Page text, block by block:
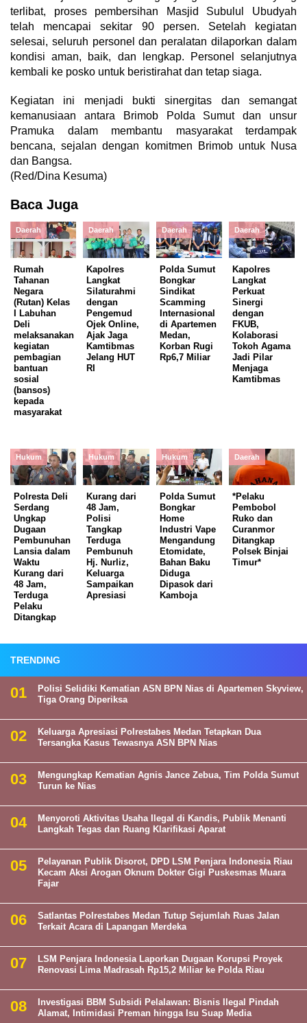
terlibat, proses pembersihan Masjid Subulul Ubudyah
telah mencapai sekitar 90 persen. Setelah kegiatan
selesai, seluruh personel dan peralatan dilaporkan dalam
kondisi aman, baik, dan lengkap. Personel selanjutnya
kembali ke posko untuk beristirahat dan tetap siaga.
Kegiatan ini menjadi bukti sinergitas dan semangat
kemanusiaan antara Brimob Polda Sumut dan unsur
Pramuka dalam membantu masyarakat terdampak
bencana, sejalan dengan komitmen Brimob untuk Nusa
dan Bangsa.
(Red/Dina Kesuma)
Baca Juga
Daerah
Rumah
Tahanan
Negara
(Rutan) Kelas
I Labuhan
Deli
melaksanakan
kegiatan
pembagian
bantuan
sosial
(bansos)
kepada
masyarakat
Daerah
Kapolres
Langkat
Silaturahmi
dengan
Pengemud
Ojek Online,
Ajak Jaga
Kamtibmas
Jelang HUT
RI
Daerah
Polda Sumut
Bongkar
Sindikat
Scamming
Internasional
di Apartemen
Medan,
Korban Rugi
Rp6,7 Miliar
Daerah
Kapolres
Langkat
Perkuat
Sinergi
dengan
FKUB,
Kolaborasi
Tokoh Agama
Jadi Pilar
Menjaga
Kamtibmas
Hukum
Polresta Deli
Serdang
Ungkap
Dugaan
Pembunuhan
Lansia dalam
Waktu
Kurang dari
48 Jam,
Terduga
Pelaku
Ditangkap
Hukum
Kurang dari
48 Jam,
Polisi
Tangkap
Terduga
Pembunuh
Hj. Nurliz,
Keluarga
Sampaikan
Apresiasi
Hukum
Polda Sumut
Bongkar
Home
Industri Vape
Mengandung
Etomidate,
Bahan Baku
Diduga
Dipasok dari
Kamboja
Daerah
*Pelaku
Pembobol
Ruko dan
Curanmor
Ditangkap
Polsek Binjai
Timur*
TRENDING
Polisi Selidiki Kematian ASN BPN Nias di Apartemen Skyview,
Tiga Orang Diperiksa
Keluarga Apresiasi Polrestabes Medan Tetapkan Dua
Tersangka Kasus Tewasnya ASN BPN Nias
Mengungkap Kematian Agnis Jance Zebua, Tim Polda Sumut
Turun ke Nias
Menyoroti Aktivitas Usaha Ilegal di Kandis, Publik Menanti
Langkah Tegas dan Ruang Klarifikasi Aparat
Pelayanan Publik Disorot, DPD LSM Penjara Indonesia Riau
Kecam Aksi Arogan Oknum Dokter Gigi Puskesmas Muara
Fajar
Satlantas Polrestabes Medan Tutup Sejumlah Ruas Jalan
Terkait Acara di Lapangan Merdeka
LSM Penjara Indonesia Laporkan Dugaan Korupsi Proyek
Renovasi Lima Madrasah Rp15,2 Miliar ke Polda Riau
Investigasi BBM Subsidi Pelalawan: Bisnis Ilegal Pindah
Alamat, Intimidasi Preman hingga Isu Suap Media